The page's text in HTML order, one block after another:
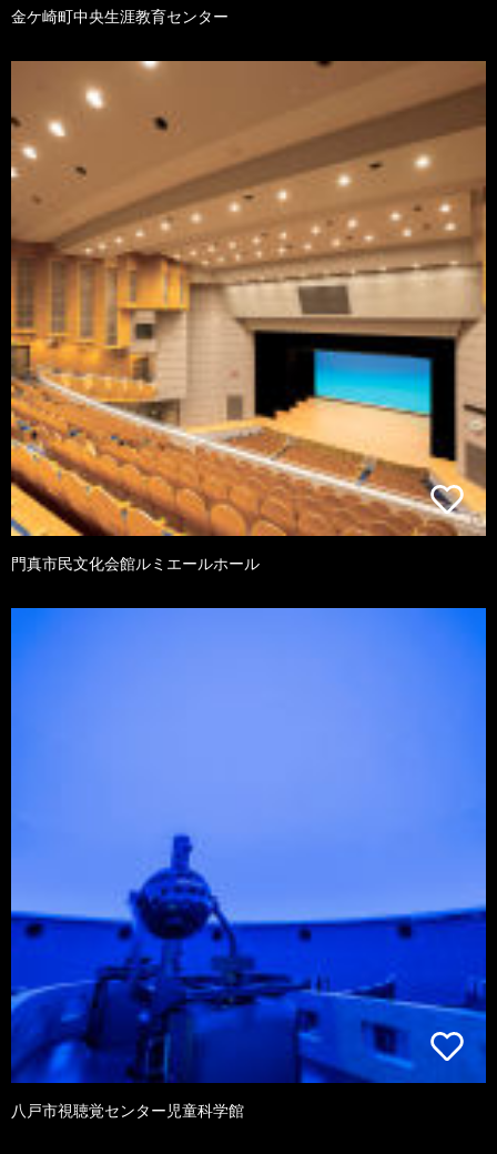
金ケ崎町中央生涯教育センター
門真市民文化会館ルミエールホール
八戸市視聴覚センター児童科学館